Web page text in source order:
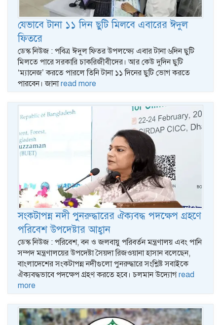
যেভাবে টানা ১১ দিন ছুটি মিলবে এবারের ঈদুল
ফিতরে
ডেস্ক নিউজ : পবিত্র ঈদুল ফিতর উপলক্ষ্যে এবার টানা ৬দিন ছুটি
মিলতে পারে সরকারি চাকরিজীবীদের। আর কেউ দুদিন ছুটি
‘ম্যানেজ’ করতে পারলে তিনি টানা ১১ দিনের ছুটি ভোগ করতে
পারবেন। জানাread more
সংকটাপন্ন নদী পুনরুদ্ধারের ঐক্যবদ্ধ পদক্ষেপ গ্রহণে
পরিবেশ উপদেষ্টার আহ্বান
ডেস্ক নিউজ : পরিবেশ, বন ও জলবায়ু পরিবর্তন মন্ত্রণালয় এবং পানি
সম্পদ মন্ত্রণালয়ের উপদেষ্টা সৈয়দা রিজওয়ানা হাসান বলেছেন,
বাংলাদেশের সংকটাপন্ন নদীগুলো পুনরুদ্ধারে সংশ্লিষ্ট সবাইকে
ঐক্যবদ্ধভাবে পদক্ষেপ গ্রহণ করতে হবে। চলমান উদ্যোগread
more